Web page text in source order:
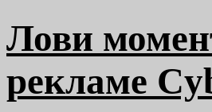
Лови
рекламе